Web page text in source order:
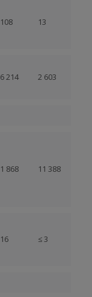
108 13
6 214 2 603
1 868 11 388
16 ≤ 3